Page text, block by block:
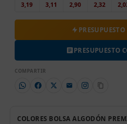
3,19 3,11 2,90 2,32
PRESUPUESTO
COMPARTIR
COLORES BOLSA ALGODÓN